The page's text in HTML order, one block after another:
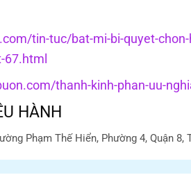
tin-tuc/bat-mi-bi-quyet-
67.html
thanh-kinh-phan-uu-
HÀNH
Phạm Thế Hiển, Phường 4, Quận 8,